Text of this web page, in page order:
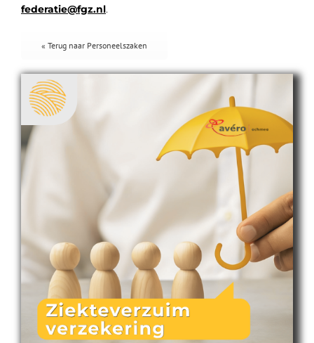
federatie@fgz.nl.
« Terug naar Personeelszaken